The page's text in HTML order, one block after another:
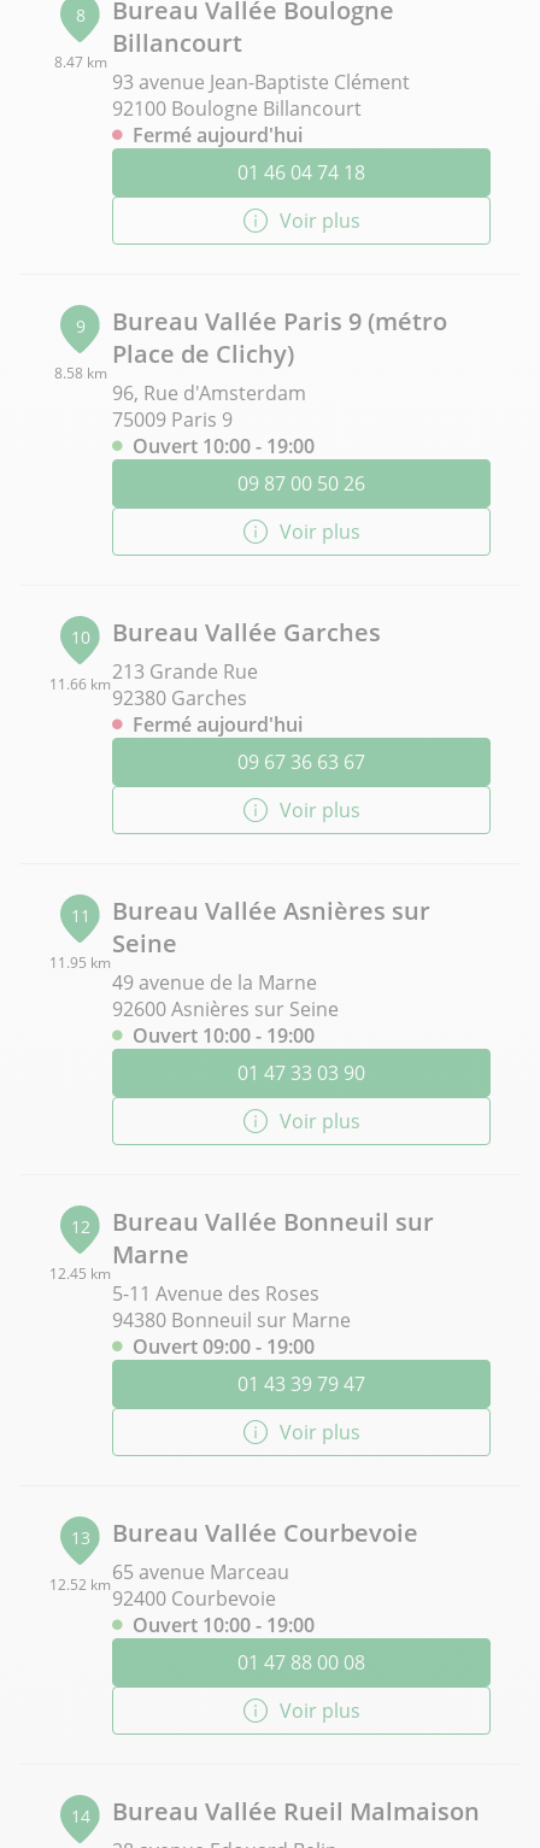
8
8.47 km
Bureau Vallée Boulogne
Billancourt
93 avenue Jean-Baptiste Clément
92100 Boulogne Billancourt
Fermé aujourd'hui
01 46 04 74 18
Voir plus
9
8.58 km
Bureau Vallée Paris 9 (métro
Place de Clichy)
96, Rue d'Amsterdam
75009 Paris 9
Ouvert 10:00 - 19:00
09 87 00 50 26
Voir plus
10
11.66 km
Bureau Vallée Garches
213 Grande Rue
92380 Garches
Fermé aujourd'hui
09 67 36 63 67
Voir plus
11
11.95 km
Bureau Vallée Asnières sur
Seine
49 avenue de la Marne
92600 Asnières sur Seine
Ouvert 10:00 - 19:00
01 47 33 03 90
Voir plus
12
12.45 km
Bureau Vallée Bonneuil sur
Marne
5-11 Avenue des Roses
94380 Bonneuil sur Marne
Ouvert 09:00 - 19:00
01 43 39 79 47
Voir plus
13
12.52 km
Bureau Vallée Courbevoie
65 avenue Marceau
92400 Courbevoie
Ouvert 10:00 - 19:00
01 47 88 00 08
Voir plus
14 Bureau Vallée Rueil Malmaison